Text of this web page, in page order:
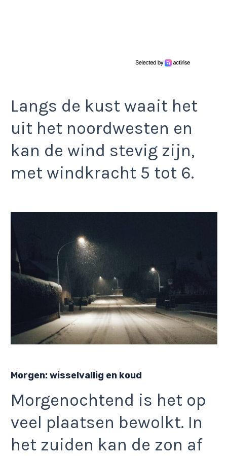
Langs de kust waait het
uit het noordwesten en
kan de wind stevig zijn,
met windkracht 5 tot 6.
Morgen: wisselvallig en koud
Morgenochtend is het op
veel plaatsen bewolkt. In
het zuiden kan de zon af